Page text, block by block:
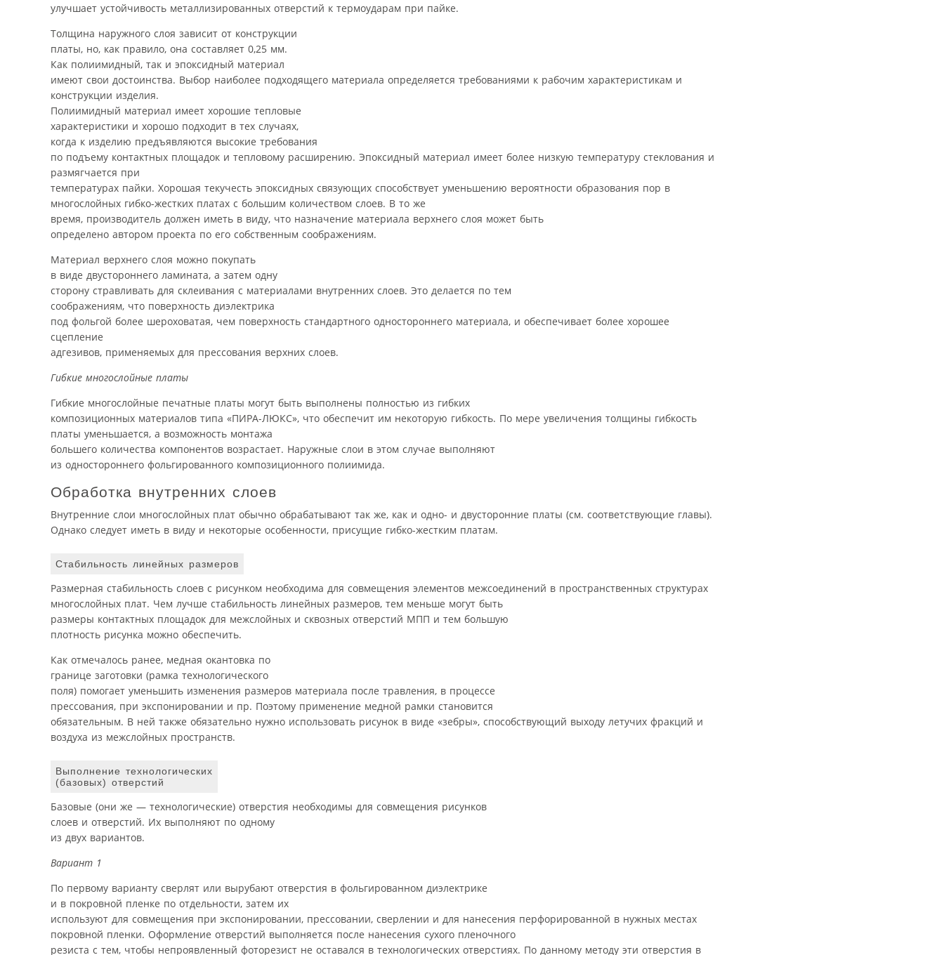
улучшает устойчивость металлизированных отверстий к термоударам при пайке.
Толщина наружного слоя зависит от конструкции
платы, но, как правило, она составляет 0,25 мм.
Как полиимидный, так и эпоксидный материал
имеют свои достоинства. Выбор наиболее подходящего материала определяется требованиями к рабочим характеристикам и
конструкции изделия.
Полиимидный материал имеет хорошие тепловые
характеристики и хорошо подходит в тех случаях,
когда к изделию предъявляются высокие требования
по подъему контактных площадок и тепловому расширению. Эпоксидный материал имеет более низкую температуру стеклования и
размягчается при
температурах пайки. Хорошая текучесть эпоксидных связующих способствует уменьшению вероятности образования пор в
многослойных гибко-жестких платах с большим количеством слоев. В то же
время, производитель должен иметь в виду, что назначение материала верхнего слоя может быть
определено автором проекта по его собственным соображениям.
Материал верхнего слоя можно покупать
в виде двустороннего ламината, а затем одну
сторону стравливать для склеивания с материалами внутренних слоев. Это делается по тем
соображениям, что поверхность диэлектрика
под фольгой более шероховатая, чем поверхность стандартного одностороннего материала, и обеспечивает более хорошее
сцепление
адгезивов, применяемых для прессования верхних слоев.
Гибкие многослойные платы
Гибкие многослойные печатные платы могут быть выполнены полностью из гибких
композиционных материалов типа «ПИРА-ЛЮКС», что обеспечит им некоторую гибкость. По мере увеличения толщины гибкость
платы уменьшается, а возможность монтажа
большего количества компонентов возрастает. Наружные слои в этом случае выполняют
из одностороннего фольгированного композиционного полиимида.
Обработка внутренних слоев
Внутренние слои многослойных плат обычно обрабатывают так же, как и одно- и двусторонние платы (см. соответствующие главы).
Однако следует иметь в виду и некоторые особенности, присущие гибко-жестким платам.
Стабильность линейных размеров
Размерная стабильность слоев с рисунком необходима для совмещения элементов межсоединений в пространственных структурах
многослойных плат. Чем лучше стабильность линейных размеров, тем меньше могут быть
размеры контактных площадок для межслойных и сквозных отверстий МПП и тем большую
плотность рисунка можно обеспечить.
Как отмечалось ранее, медная окантовка по
границе заготовки (рамка технологического
поля) помогает уменьшить изменения размеров материала после травления, в процессе
прессования, при экспонировании и пр. Поэтому применение медной рамки становится
обязательным. В ней также обязательно нужно использовать рисунок в виде «зебры», способствующий выходу летучих фракций и
воздуха из межслойных пространств.
Выполнение технологических
(базовых) отверстий
Базовые (они же — технологические) отверстия необходимы для совмещения рисунков
слоев и отверстий. Их выполняют по одному
из двух вариантов.
Вариант 1
По первому варианту сверлят или вырубают отверстия в фольгированном диэлектрике
и в покровной пленке по отдельности, затем их
используют для совмещения при экспонировании, прессовании, сверлении и для нанесения перфорированной в нужных местах
покровной пленки. Оформление отверстий выполняется после нанесения сухого пленочного
резиста с тем, чтобы непроявленный фоторезист не оставался в технологических отверстиях. По данному методу эти отверстия в